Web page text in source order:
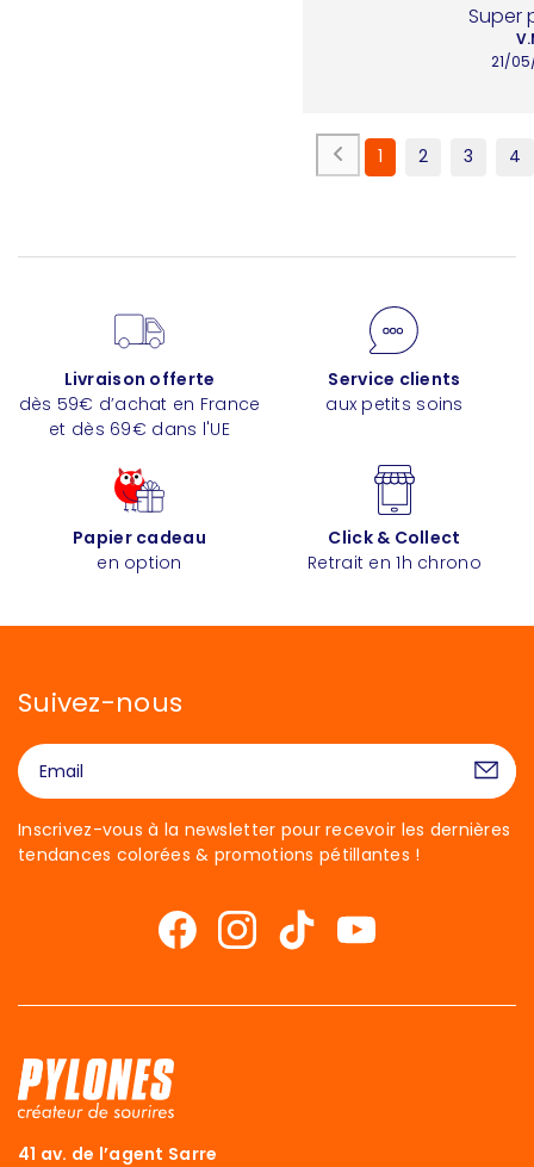
Super
21/
1 2 3 4
Livraison offerte
dès 59€ d’achat en France
et dès 69€ dans l'UE
Service clients
aux petits soins
Papier cadeau
en option
Click & Collect
Retrait en 1h chrono
Suivez-nous
Inscrivez-vous à la newsletter pour recevoir les dernières
tendances colorées & promotions pétillantes !
41 av. de l’agent Sarre